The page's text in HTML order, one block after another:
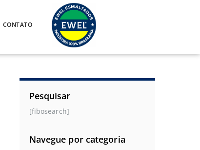
CONTATO
Pesquisar
[fibosearch]
Navegue por categoria